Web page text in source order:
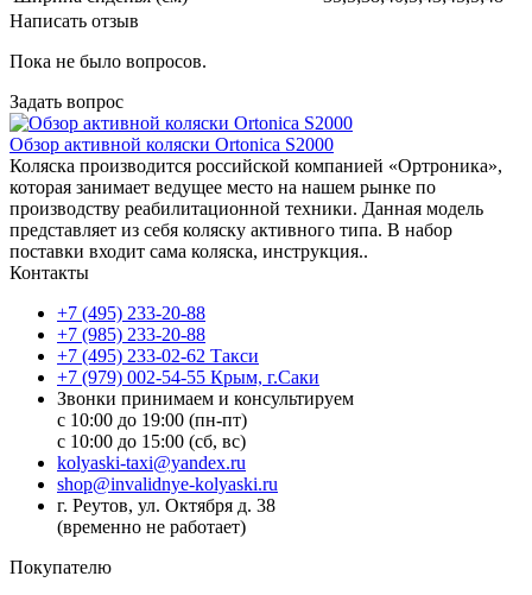
Написать отзыв
Пока не было вопросов.
Задать вопрос
Обзор активной коляски Ortonica S2000
Коляска производится российской компанией «Ортроника»,
которая занимает ведущее место на нашем рынке по
производству реабилитационной техники. Данная модель
представляет из себя коляску активного типа. В набор
поставки входит сама коляска, инструкция..
Контакты
+7 (495) 233-20-88
+7 (985) 233-20-88
+7 (495) 233-02-62 Такси
+7 (979) 002-54-55 Крым, г.Саки
Звонки принимаем и консультируем
с 10:00 до 19:00 (пн-пт)
с 10:00 до 15:00 (сб, вс)
kolyaski-taxi@yandex.ru
shop@invalidnye-kolyaski.ru
г. Реутов, ул. Октября д. 38
(временно не работает)
Покупателю